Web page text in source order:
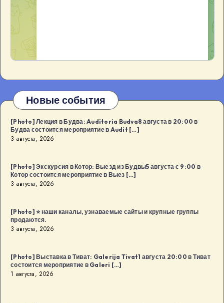
Новые события
[Photo] Лекция в Будва: Auditoria Budva8 августа в 20:00 в
Будва состоится мероприятие в Audit […]
3 августа, 2026
[Photo] Экскурсия в Котор: Выезд из Будвы5 августа с 9:00 в
Котор состоится мероприятие в Выез […]
3 августа, 2026
[Photo] ⭐️ наши каналы, узнаваемые сайты и крупные группы
продаются.
3 августа, 2026
[Photo] Выставка в Тиват: Galerija Tivat1 августа 20:00 в Тиват
состоится мероприятие в Galeri […]
1 августа, 2026